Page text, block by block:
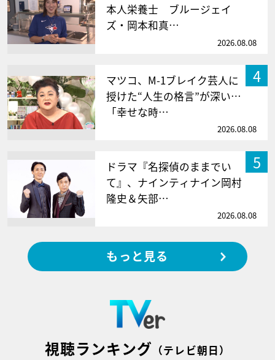
本人栄養士 ブルージェイ
ズ・岡本和真…
2026.08.08
4
マツコ、M-1ブレイク芸人に
授けた“人生の格言”が深い…
「幸せな時…
2026.08.08
5
ドラマ『名探偵のままでい
て』、ナインティナイン岡村
隆史＆矢部…
2026.08.08
もっと見る
視聴ランキング （テレビ朝日）